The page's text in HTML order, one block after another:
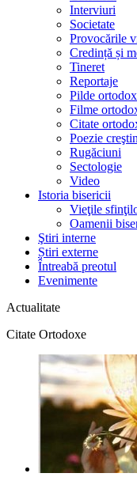
Interviuri
Societate
Provocările
Credință și
Tineret
Reportaje
Pilde
Filme
Citate
Poezie
Rugăciuni
Sectologie
Video
Istoria bisericii
Vieţile
Oamenii
Ştiri interne
Știri externe
Întreabă preotul
Evenimente
Actualitate
Citate Ortodoxe